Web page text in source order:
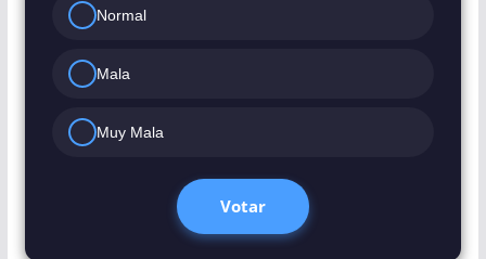
Normal
Mala
Muy Mala
Votar